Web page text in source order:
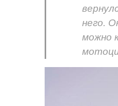
него.
можно